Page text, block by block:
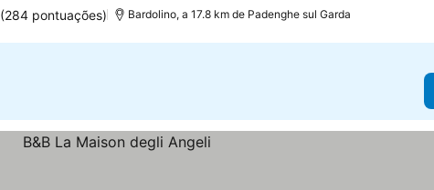
(284 pontuações) Bardolino, a 17.8 km de Padenghe sul Garda